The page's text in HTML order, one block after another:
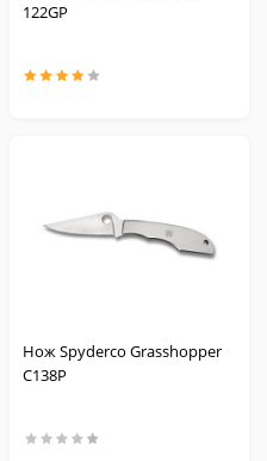
122GP
Нож Spyderco Grasshopper
C138P